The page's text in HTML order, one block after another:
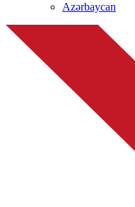
Azərbaycan